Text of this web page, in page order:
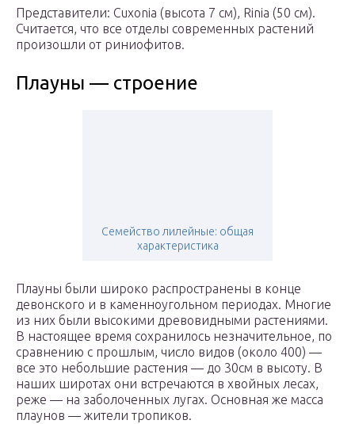
Представители: Cuxonia (высота 7 см), Rinia (50 см).
Считается, что все отделы современных растений
произошли от риниофитов.
Плауны — строение
Семейство лилейные: общая
характеристика
Плауны были широко распространены в конце
девонского и в каменноугольном периодах. Многие
из них были высокими древовидными растениями.
В настоящее время сохранилось незначительное, по
сравнению с прошлым, число видов (около 400) —
все это небольшие растения — до 30см в высоту. В
наших широтах они встречаются в хвойных лесах,
реже — на заболоченных лугах. Основная же масса
плаунов — жители тропиков.